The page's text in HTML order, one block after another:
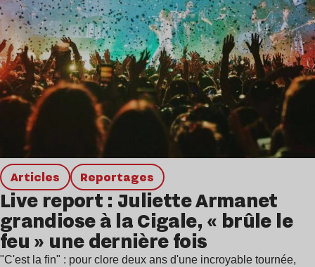
Articles Reportages
Live report : Juliette Armanet
grandiose à la Cigale, « brûle le
feu » une dernière fois
"C'est la fin" : pour clore deux ans d'une incroyable tournée,